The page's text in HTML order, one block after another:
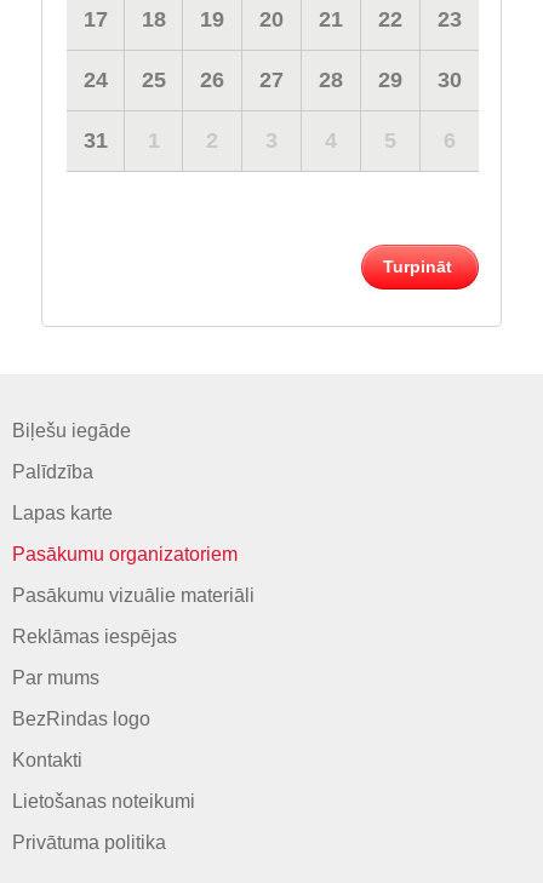
17 18 19 20 21 22 23
24 25 26 27 28 29 30
31 1 2 3 4 5 6
Turpināt
Biļešu iegāde
Palīdzība
Lapas karte
Pasākumu organizatoriem
Pasākumu vizuālie materiāli
Reklāmas iespējas
Par mums
BezRindas logo
Kontakti
Lietošanas noteikumi
Privātuma politika